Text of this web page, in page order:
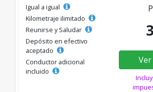
Igual a igual
Kilometraje ilimitado
Reunirse y Saludar
Depósito en efectivo
aceptado
Conductor adicional
incluido